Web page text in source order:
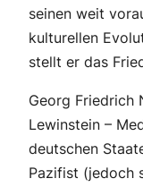
seinen weit
kulturellen
stellt er das
Georg Friedrich
Lewinstein –
deutschen
Pazifist (jedoch